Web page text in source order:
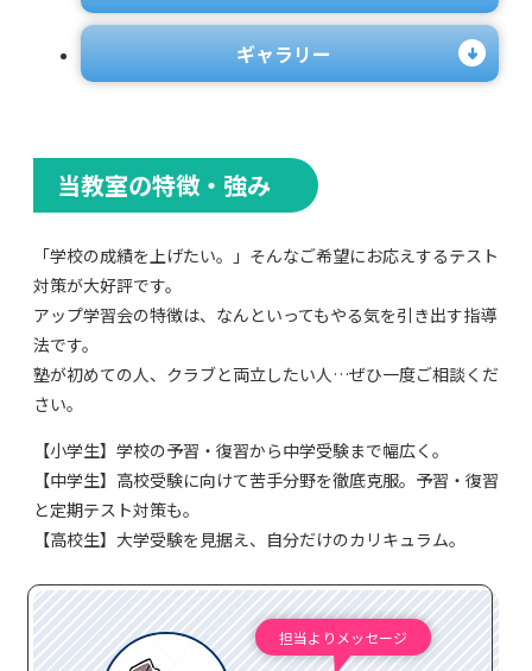
ギャラリー
当教室の特徴・強み
「学校の成績を上げたい。」そんなご希望にお応えするテスト
対策が大好評です。
アップ学習会の特徴は、なんといってもやる気を引き出す指導
法です。
塾が初めての人、クラブと両立したい人…ぜひ一度ご相談くだ
さい。
【小学生】学校の予習・復習から中学受験まで幅広く。
【中学生】高校受験に向けて苦手分野を徹底克服。予習・復習
と定期テスト対策も。
【高校生】大学受験を見据え、自分だけのカリキュラム。
担当よりメッセージ